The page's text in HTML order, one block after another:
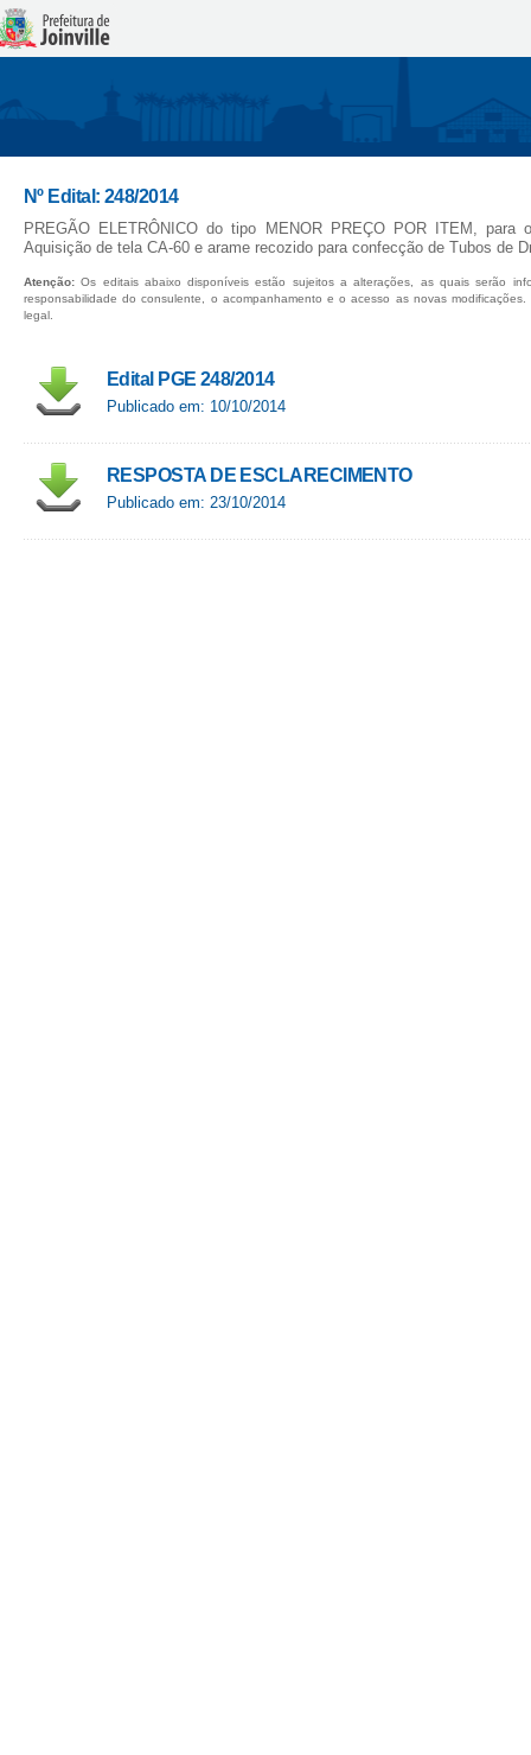
Nº Edital: 248/2014
PREGÃO ELETRÔNICO do tipo MENOR PREÇO POR ITEM, para
Aquisição de tela CA-60 e arame recozido para confecção de Tubos de
Atenção: Os editais abaixo disponíveis estão sujeitos a alterações, as quais serão
responsabilidade do consulente, o acompanhamento e o acesso as novas
legal.
Edital PGE 248/2014
Publicado em: 10/10/2014
RESPOSTA DE ESCLARECIMENTO
Publicado em: 23/10/2014